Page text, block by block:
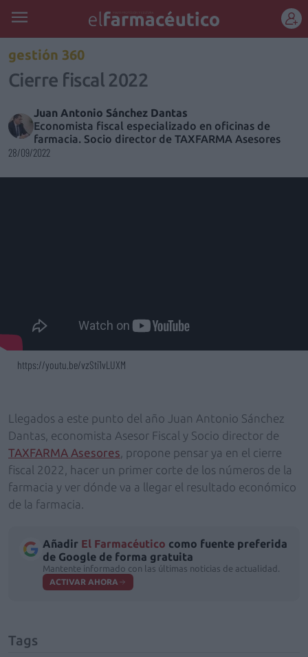
gestión 360
Cierre fiscal 2022
Juan Antonio Sánchez Dantas
Economista fiscal especializado en oficinas de
farmacia. Socio director de TAXFARMA Asesores
28/09/2022
https://youtu.be/vzSti1vLUXM
Llegados a este punto del año Juan Antonio Sánchez
Dantas, economista Asesor Fiscal y Socio director de
TAXFARMA Asesores , propone pensar ya en el cierre
fiscal 2022, hacer un primer corte de los números de la
farmacia y ver dónde va a llegar el resultado económico
de la farmacia.
Añadir El Farmacéutico como fuente preferida
de Google de forma gratuita
Mantente informado con las últimas noticias de actualidad.
ACTIVAR AHORA
Tags